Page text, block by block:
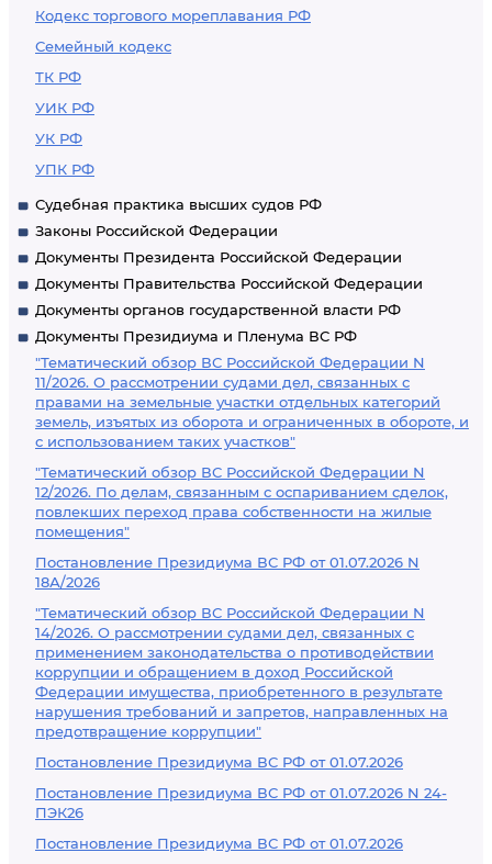
Кодекс торгового мореплавания РФ
Семейный кодекс
ТК РФ
УИК РФ
УК РФ
УПК РФ
Судебная практика высших судов РФ
Законы Российской Федерации
Документы Президента Российской Федерации
Документы Правительства Российской Федерации
Документы органов государственной власти РФ
Документы Президиума и Пленума ВС РФ
"Тематический обзор ВС Российской Федерации N
11/2026. О рассмотрении судами дел, связанных с
правами на земельные участки отдельных категорий
земель, изъятых из оборота и ограниченных в обороте, и
с использованием таких участков"
"Тематический обзор ВС Российской Федерации N
12/2026. По делам, связанным с оспариванием сделок,
повлекших переход права собственности на жилые
помещения"
Постановление Президиума ВС РФ от 01.07.2026 N
18А/2026
"Тематический обзор ВС Российской Федерации N
14/2026. О рассмотрении судами дел, связанных с
применением законодательства о противодействии
коррупции и обращением в доход Российской
Федерации имущества, приобретенного в результате
нарушения требований и запретов, направленных на
предотвращение коррупции"
Постановление Президиума ВС РФ от 01.07.2026
Постановление Президиума ВС РФ от 01.07.2026 N 24-
ПЭК26
Постановление Президиума ВС РФ от 01.07.2026